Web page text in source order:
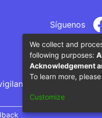
Síguenos
por parte del
We collect and
following purposes:
Acknowledgement
To learn more,
Customize